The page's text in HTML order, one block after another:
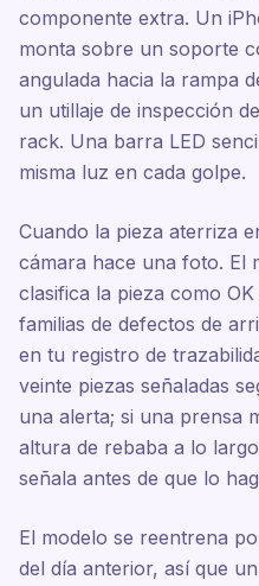
componente extra. Un
monta sobre un soporte
angulada hacia la rampa
un utillaje de inspección
rack. Una barra LED
misma luz en cada golpe.
Cuando la pieza aterriza
cámara hace una foto. El
clasifica la pieza como
familias de defectos de
en tu registro de
veinte piezas señaladas
una alerta; si una prensa
altura de rebaba a lo
señala antes de que lo
El modelo se reentrena
del día anterior, así que